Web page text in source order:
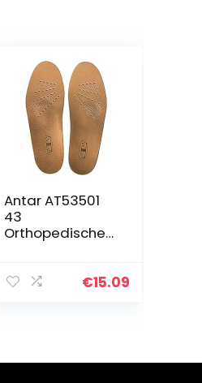
Antar AT53501
43
Orthopedische
en dwarssteun,
€15.09